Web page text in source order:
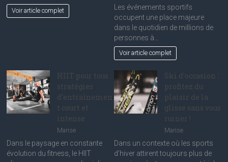
Voir article complet
Les événements sportifs
occupent une place majeure
dans le quotidien de millions de
personnes à…
Voir article complet
HIIT pour tous :
stratégies
d’entraînemen
t court et
intense
Marise
Dans le paysage en constante
évolution du fitness, le HIIT
Ski d’occasion :
profitez du
plaisir de la
glisse sans vous
ruiner !
Marise
Dans un contexte où les sports
d’hiver attirent toujours plus de